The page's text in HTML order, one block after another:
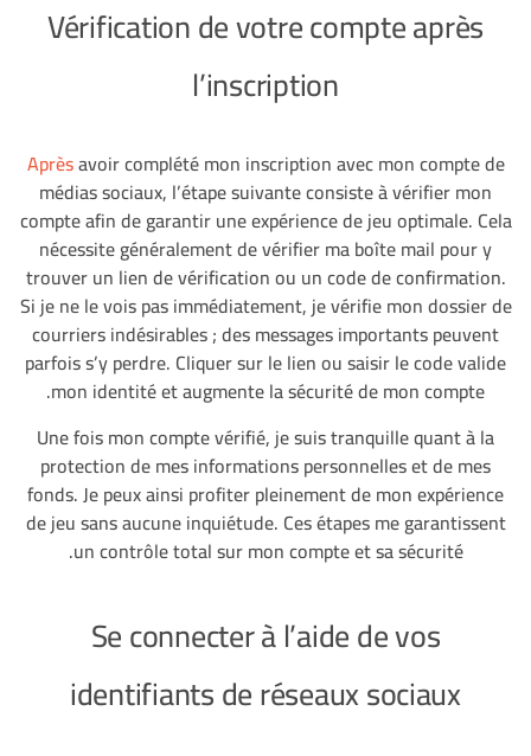
Vérification de votre compte après
l’inscription
Aprèsavoir complété mon inscription avec mon compte de
médias sociaux, l’étape suivante consiste à vérifier mon
compte afin de garantir une expérience de jeu optimale. Cela
nécessite généralement de vérifier ma boîte mail pour y
trouver un lien de vérification ou un code de confirmation.
Si je ne le vois pas immédiatement, je vérifie mon dossier de
courriers indésirables ; des messages importants peuvent
parfois s’y perdre. Cliquer sur le lien ou saisir le code valide
mon identité et augmente la sécurité de mon compte.
Une fois mon compte vérifié, je suis tranquille quant à la
protection de mes informations personnelles et de mes
fonds. Je peux ainsi profiter pleinement de mon expérience
de jeu sans aucune inquiétude. Ces étapes me garantissent
un contrôle total sur mon compte et sa sécurité.
Se connecter à l’aide de vos
identifiants de réseaux sociaux